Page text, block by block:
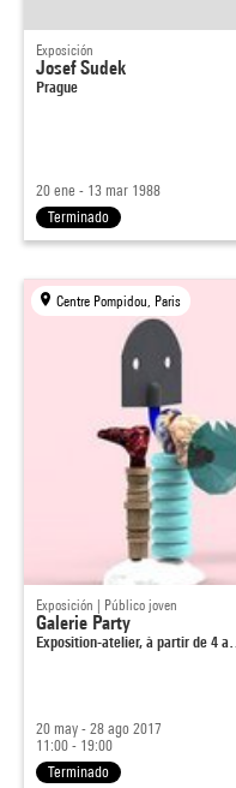
Exposición
Josef Sudek
Prague
20 ene - 13 mar 1988
Terminado
Centre Pompidou, Paris
Exposición | Público joven
Galerie Party
Exposition-atelier, à partir de 4 a…
20 may - 28 ago 2017
11:00 - 19:00
Terminado